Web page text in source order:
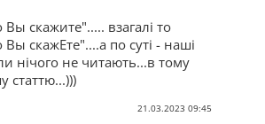
скажите"..... взагалі то
скажЕте"....а по суті - наші
нічого не читають...в тому
статтю...)))
21.03.2023 09:45